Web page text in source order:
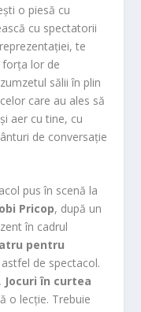
o piesă cu
cu spectatorii
te
forța lor de
sălii în plin
care au ales să
aer cu tine, cu
de conversație
pus în scenă la
Pricop, după un
în cadrul
pentru
de spectacol.
Jocuri în curtea
o lecție. Trebuie